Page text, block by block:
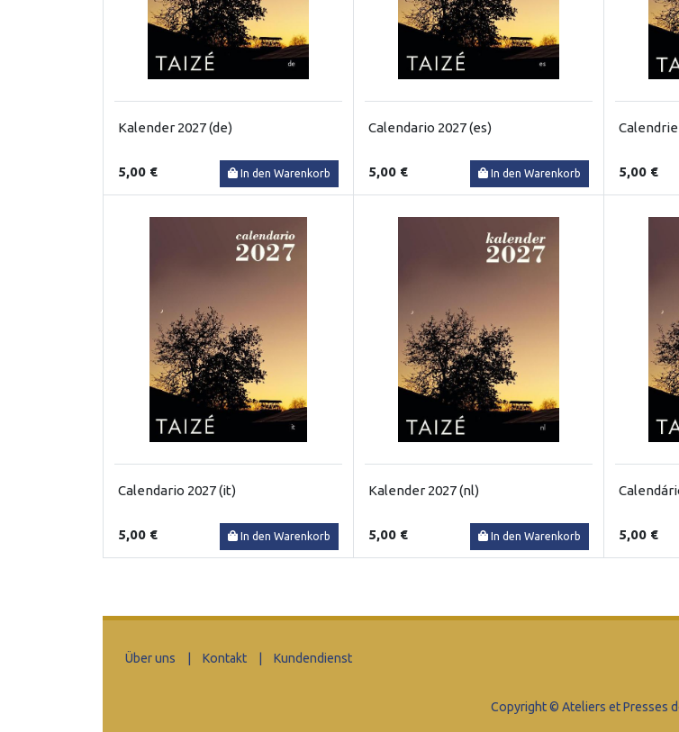
Kalender 2027 (de)
5,00 € In den Warenkorb
Calendario 2027 (es)
5,00 € In den Warenkorb 5,00 €
Calendario 2027 (it)
5,00 € In den Warenkorb
Kalender 2027 (nl)
5,00 € In den Warenkorb 5,00 €
Über uns | Kontakt | Kundendienst
Copyright © Ateliers et Presses